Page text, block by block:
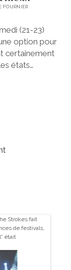
FOURNIER
(21-23)
option pour
certainement
états…
Strokes fait
de festivals,
était